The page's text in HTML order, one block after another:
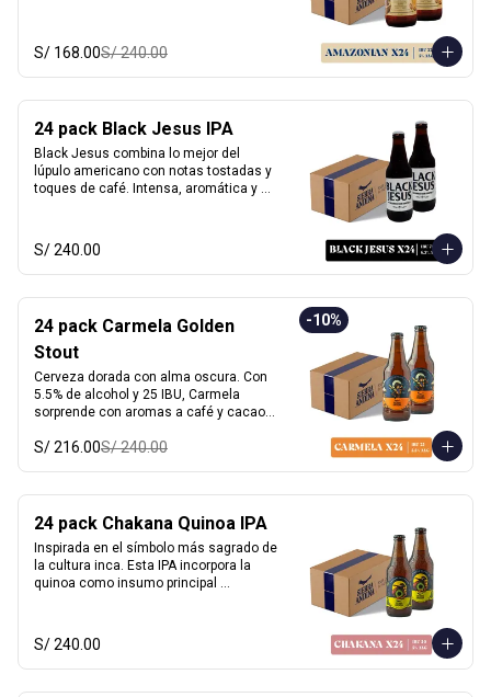
sabor inconfundible. Esta cerveza
honra la biodiversidad peruana con
cada sorbo.
parrilla, ensaladas, sandwiches frescos
o platos vegetarianos. Natural, suave y
única.
S/ 168.00S/ 240.00
24 pack Black Jesus IPA
Black Jesus combina lo mejor del
lúpulo americano con notas tostadas y
toques de café. Intensa, aromática y
para quienes buscan una cerveza con
carácter y mucho sabor.
Marida perfecto con carnes ahumadas,
Alcohol: 6.5%
S/ 240.00
-10%
24 pack Carmela Golden
Stout
Cerveza dorada con alma oscura. Con
5.5% de alcohol y 25 IBU, Carmela
sorprende con aromas a café y cacao,
malta. Suave al paladar pero llena de
primera mujer piloto del Perú, es
sofisticada, robusta y misteriosa.
Marida con postres de café, carnes a la
parrilla o cocina criolla.
S/ 216.00S/ 240.00
24 pack Chakana Quinoa IPA
Inspirada en el símbolo más sagrado de
la cultura inca. Esta IPA incorpora la
quinoa como insumo principal
ligero y un balance entre amargor y
suavidad. Destacan aromas cítricos y
tropicales, con notas de maracuyá y
mango. Honra las raíces andinas con
S/ 240.00